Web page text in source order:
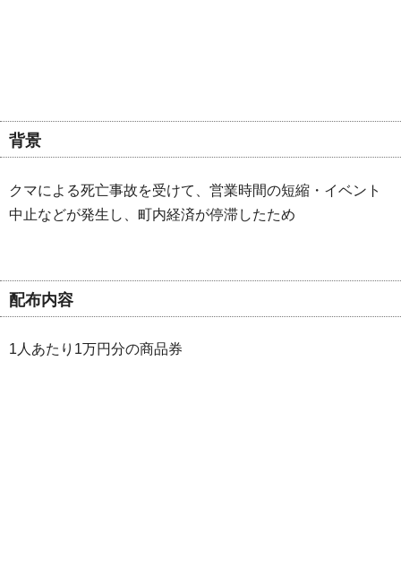
背景
クマによる死亡事故を受けて、営業時間の短縮・イベント
中止などが発生し、町内経済が停滞したため
配布内容
1人あたり1万円分の商品券